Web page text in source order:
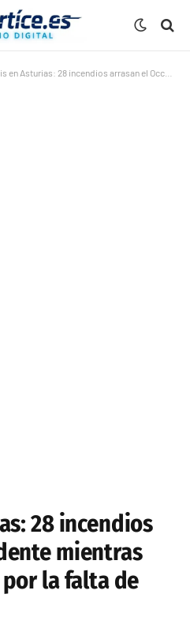
Asturias: 28 incendios arrasan el Occidente mientras crece la alarma por la falta de control
28 incendios
mientras
la falta de